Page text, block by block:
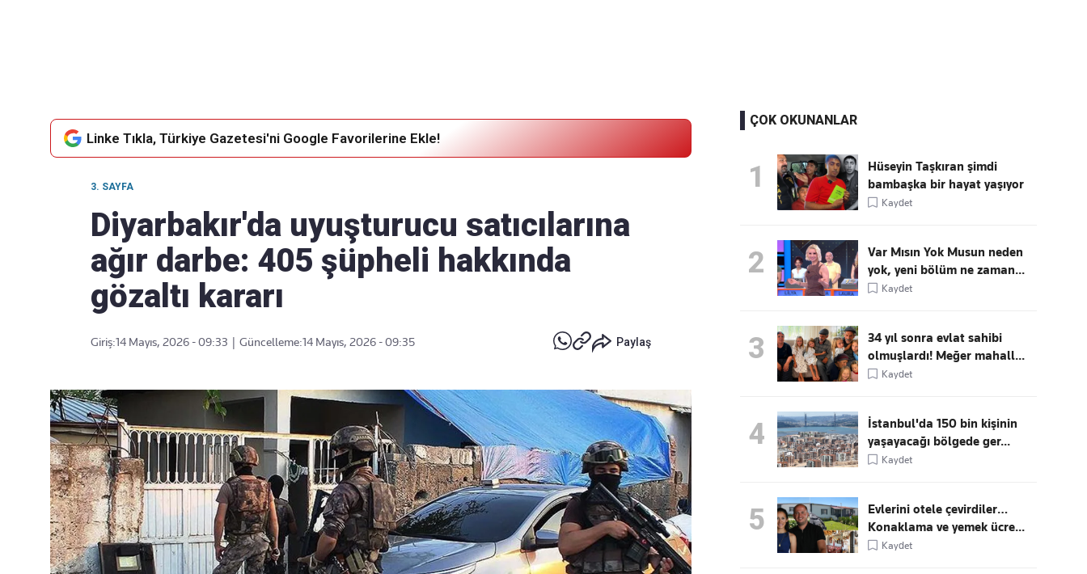
Linke Tıkla, Türkiye Gazetesi'ni Google Favorilerine Ekle!
3. SAYFA
Diyarbakır'da uyuşturucu satıcılarına
ağır darbe: 405 şüpheli hakkında
gözaltı kararı
Giriş:14 Mayıs, 2026 - 09:33 Güncelleme:14 Mayıs, 2026 - 09:35 Paylaş
ÇOK OKUNANLAR
1
Hüseyin Taşkıran şimdi
bambaşka bir hayat yaşıyor
Kaydet
2
Var Mısın Yok Musun neden
yok, yeni bölüm ne zaman...
Kaydet
3
34 yıl sonra evlat sahibi
olmuşlardı! Meğer mahall...
Kaydet
4
İstanbul'da 150 bin kişinin
yaşayacağı bölgede ger...
Kaydet
5
Evlerini otele çevirdiler…
Konaklama ve yemek ücre...
Kaydet